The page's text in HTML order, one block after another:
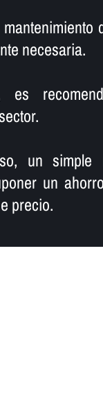
necesaria.
es
un simple
un
precio.